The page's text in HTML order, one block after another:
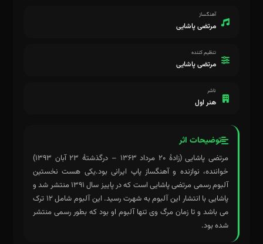
آهنگساز
مرتضی پاشایی
تنظیم کننده
مرتضی پاشایی
ناشر
هنر اول
توضیحات اثر
مرتضی پاشایی (زادهٔ ۲۰ مرداد ۱۳۶۳ – درگذشتهٔ ۲۳ آبان ۱۳۹۳)
خواننده، نوازنده و آهنگساز پاپ ایرانی بود.یکی هست نخستین
آلبوم رسمی مرتضی پاشایی است که در پاییز سال ۱۳۹۱ منتشر شد و
پاشایی با انتشار این آلبوم به شهرت رسید. این آلبوم شامل ۱۲ ترک
می باشد و تا زمان مرگ وی تنها آلبوم او بود که بطور رسمی منتشر
شده بود.